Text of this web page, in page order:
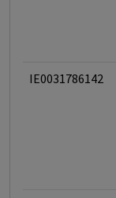
IE0031786142